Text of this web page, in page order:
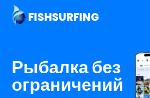
FISHSURFING
Рыбалка без
ограничений